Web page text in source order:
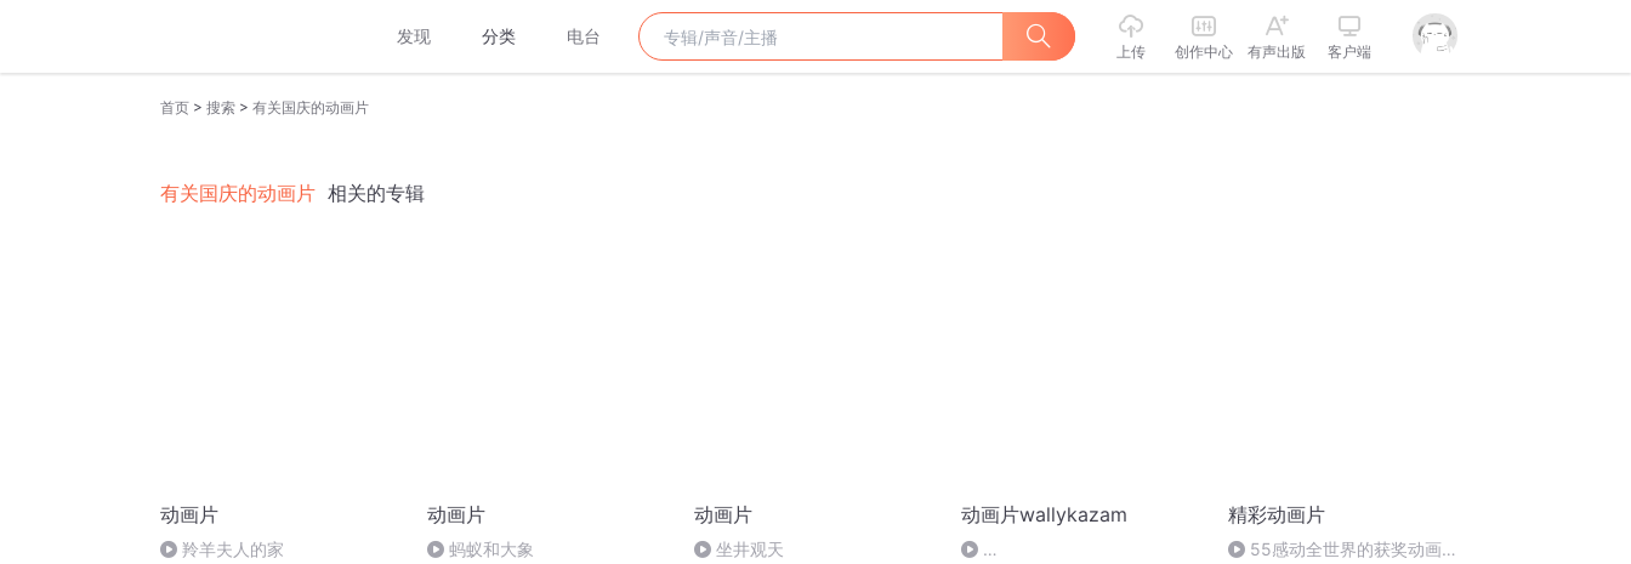
发现 分类 电台
上传 创作中心 有声出版 客户端
首页 > 搜索 > 有关国庆的动画片
有关国庆的动画片 相关的专辑
动画片
羚羊夫人的家
动画片
蚂蚁和大象
动画片
坐井观天
动画片wallykazam 精彩动画片
55感动全世界的获奖动画